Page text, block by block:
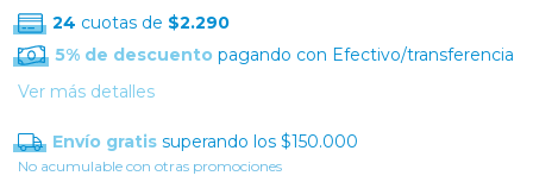
24 cuotas de $2.290
5% de descuento pagando con Efectivo/transferencia
Ver más detalles
Envío gratis superando los $150.000
No acumulable con otras promociones